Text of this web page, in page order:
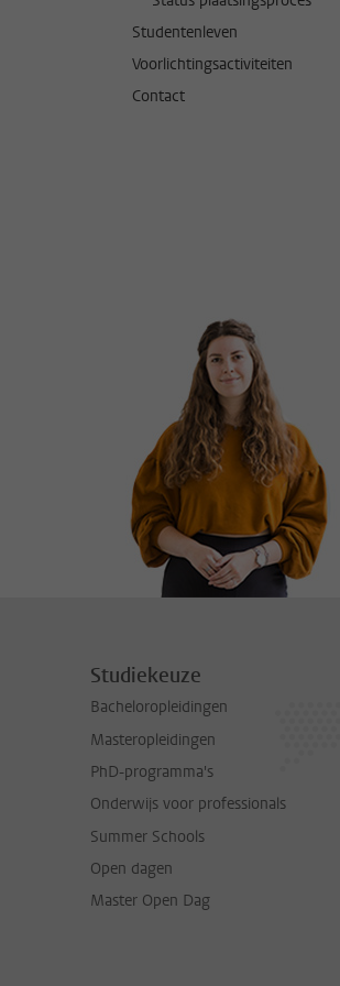
Studentenleven
Voorlichtingsactiviteiten
Contact
Studiekeuze
Bacheloropleidingen
Masteropleidingen
PhD-programma's
Onderwijs voor professionals
Summer Schools
Open dagen
Master Open Dag